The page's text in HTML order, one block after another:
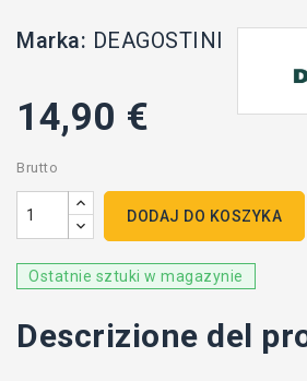
Marka: DEAGOSTINI
14,90 €
Brutto
DODAJ DO KOSZYKA
Ostatnie sztuki w magazynie
Descrizione del